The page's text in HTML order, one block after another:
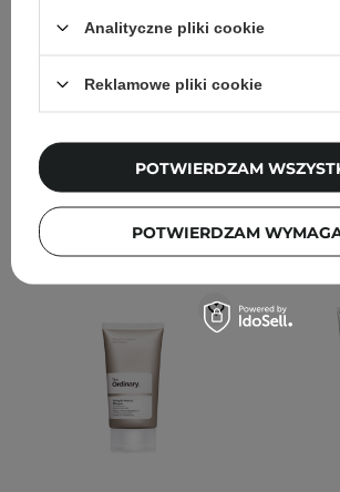
Twarzy ze Skwalanem -
99,00 zł
DODAJ DO KOSZYKA
Emulsja
Analityczne pliki cookie
Reklamowe pliki cookie
POTWIERDZAM
POTWIERDZAM